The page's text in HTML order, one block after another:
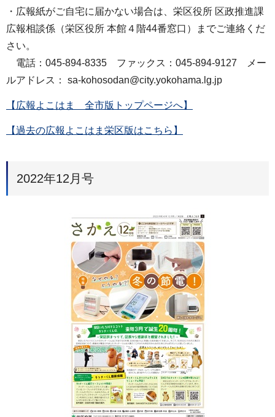
・広報紙がご自宅に届かない場合は、栄区役所 区政推進課
広報相談係（栄区役所 本館４階44番窓口）までご連絡くだ
さい。
電話：045-894-8335 ファックス：045-894-9127 メー
ルアドレス： sa-kohosodan@city.yokohama.lg.jp
【広報よこはま 全市版トップページへ】
【過去の広報よこはま栄区版はこちら】
2022年12月号